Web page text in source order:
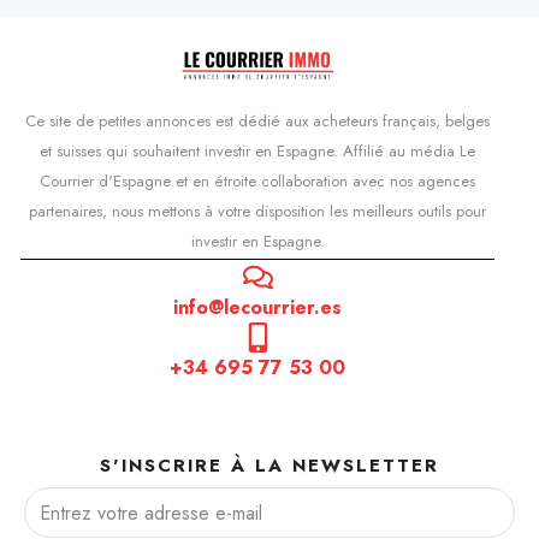
Ce site de petites annonces est dédié aux acheteurs français, belges
et suisses qui souhaitent investir en Espagne. Affilié au média Le
Courrier d'Espagne et en étroite collaboration avec nos agences
partenaires, nous mettons à votre disposition les meilleurs outils pour
investir en Espagne.
info@lecourrier.es
+34 695 77 53 00
S'INSCRIRE À LA NEWSLETTER